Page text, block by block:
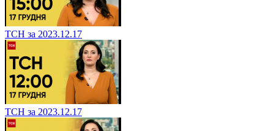
ТСН за 2023.12.17
ТСН за 2023.12.17